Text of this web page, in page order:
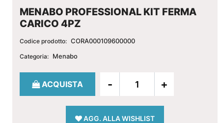
MENABO PROFESSIONAL KIT FERMA
CARICO 4PZ
Codice prodotto: CORA000109600000
Categoria: Menabo
Quantità
ACQUISTA
AGG. ALLA WISHLIST